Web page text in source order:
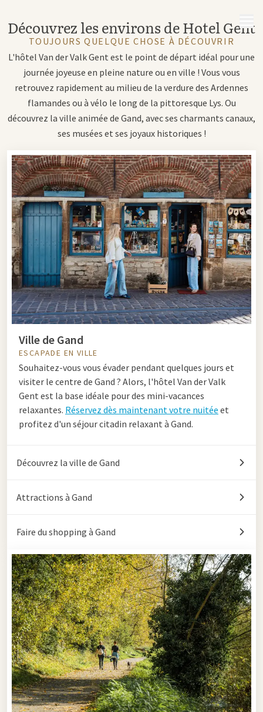
Découvrez les environs de Hotel Gent
TOUJOURS QUELQUE CHOSE À DÉCOUVRIR
L'hôtel Van der Valk Gent est le point de départ idéal pour une
journée joyeuse en pleine nature ou en ville ! Vous vous
retrouvez rapidement au milieu de la verdure des Ardennes
flamandes ou à vélo le long de la pittoresque Lys. Ou
découvrez la ville animée de Gand, avec ses charmants canaux,
ses musées et ses joyaux historiques !
Ville de Gand
ESCAPADE EN VILLE
Souhaitez-vous vous évader pendant quelques jours et
visiter le centre de Gand ? Alors, l'hôtel Van der Valk
Gent est la base idéale pour des mini-vacances
relaxantes. Réservez dès maintenant votre nuitée et
profitez d'un séjour citadin relaxant à Gand.
Découvrez la ville de Gand
Attractions à Gand
Faire du shopping à Gand